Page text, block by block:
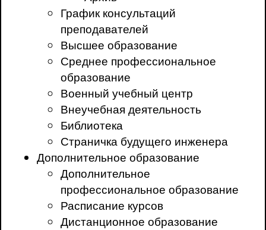
График консультаций
преподавателей
Высшее образование
Среднее профессиональное
образование
Военный учебный центр
Внеучебная деятельность
Библиотека
Страничка будущего инженера
Дополнительное образование
Дополнительное
профессиональное образование
Расписание курсов
Дистанционное образование